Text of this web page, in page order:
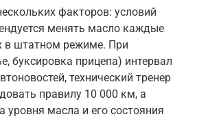
факторов: условий
менять масло каждые
в штатном режиме. При
буксировка прицепа) интервал
технический тренер
правилу 10 000 км, а
уровня масла и его состояния